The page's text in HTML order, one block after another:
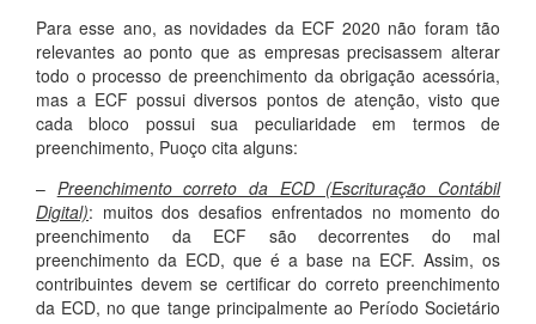
Para esse ano, as novidades da ECF 2020 não foram tão
relevantes ao ponto que as empresas precisassem alterar
todo o processo de preenchimento da obrigação acessória,
mas a ECF possui diversos pontos de atenção, visto que
cada bloco possui sua peculiaridade em termos de
preenchimento, Puoço cita alguns:
– Preenchimento correto da ECD (Escrituração Contábil
Digital): muitos dos desafios enfrentados no momento do
preenchimento da ECF são decorrentes do mal
preenchimento da ECD, que é a base na ECF. Assim, os
contribuintes devem se certificar do correto preenchimento
da ECD, no que tange principalmente ao Período Societário